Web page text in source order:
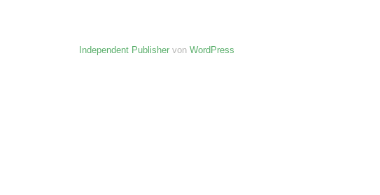
Independent Publisher von WordPress